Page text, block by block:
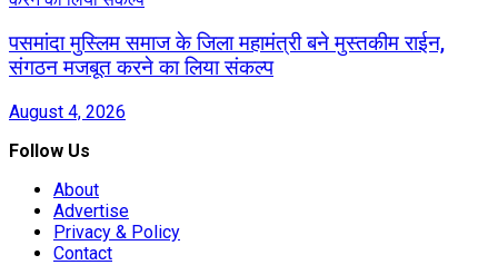
पसमांदा मुस्लिम समाज के जिला महामंत्री बने मुस्तकीम राईन,
संगठन मजबूत करने का लिया संकल्प
August 4, 2026
Follow Us
About
Advertise
Privacy & Policy
Contact